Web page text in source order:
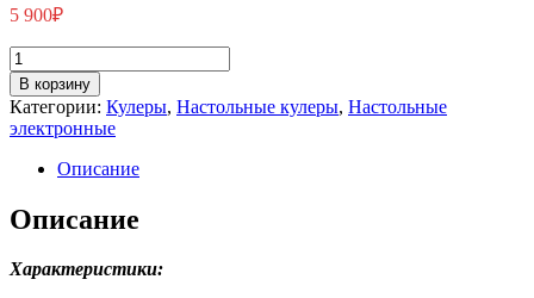
5 900₽
Количество
товара
APEXCOOL
26
ТD
белый
В корзину
Категории: Кулеры, Настольные кулеры, Настольные
электронные
Описание
Описание
Характеристики: